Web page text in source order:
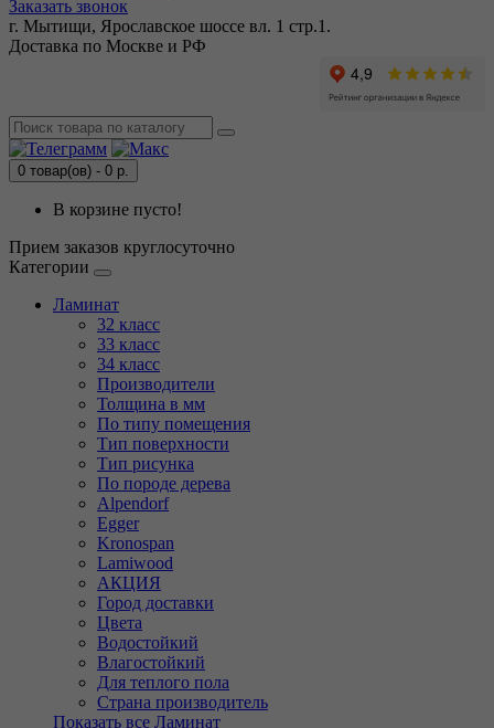
Заказать звонок
г. Мытищи, Ярославское шоссе вл. 1 стр.1.
Доставка по Москве и РФ
0 товар(ов) - 0 р.
В корзине пусто!
Прием заказов круглосуточно
Категории
Ламинат
32 класс
33 класс
34 класс
Производители
Толщина в мм
По типу помещения
Тип поверхности
Тип рисунка
По породе дерева
Alpendorf
Egger
Kronospan
Lamiwood
АКЦИЯ
Город доставки
Цвета
Водостойкий
Влагостойкий
Для теплого пола
Страна производитель
Показать все Ламинат